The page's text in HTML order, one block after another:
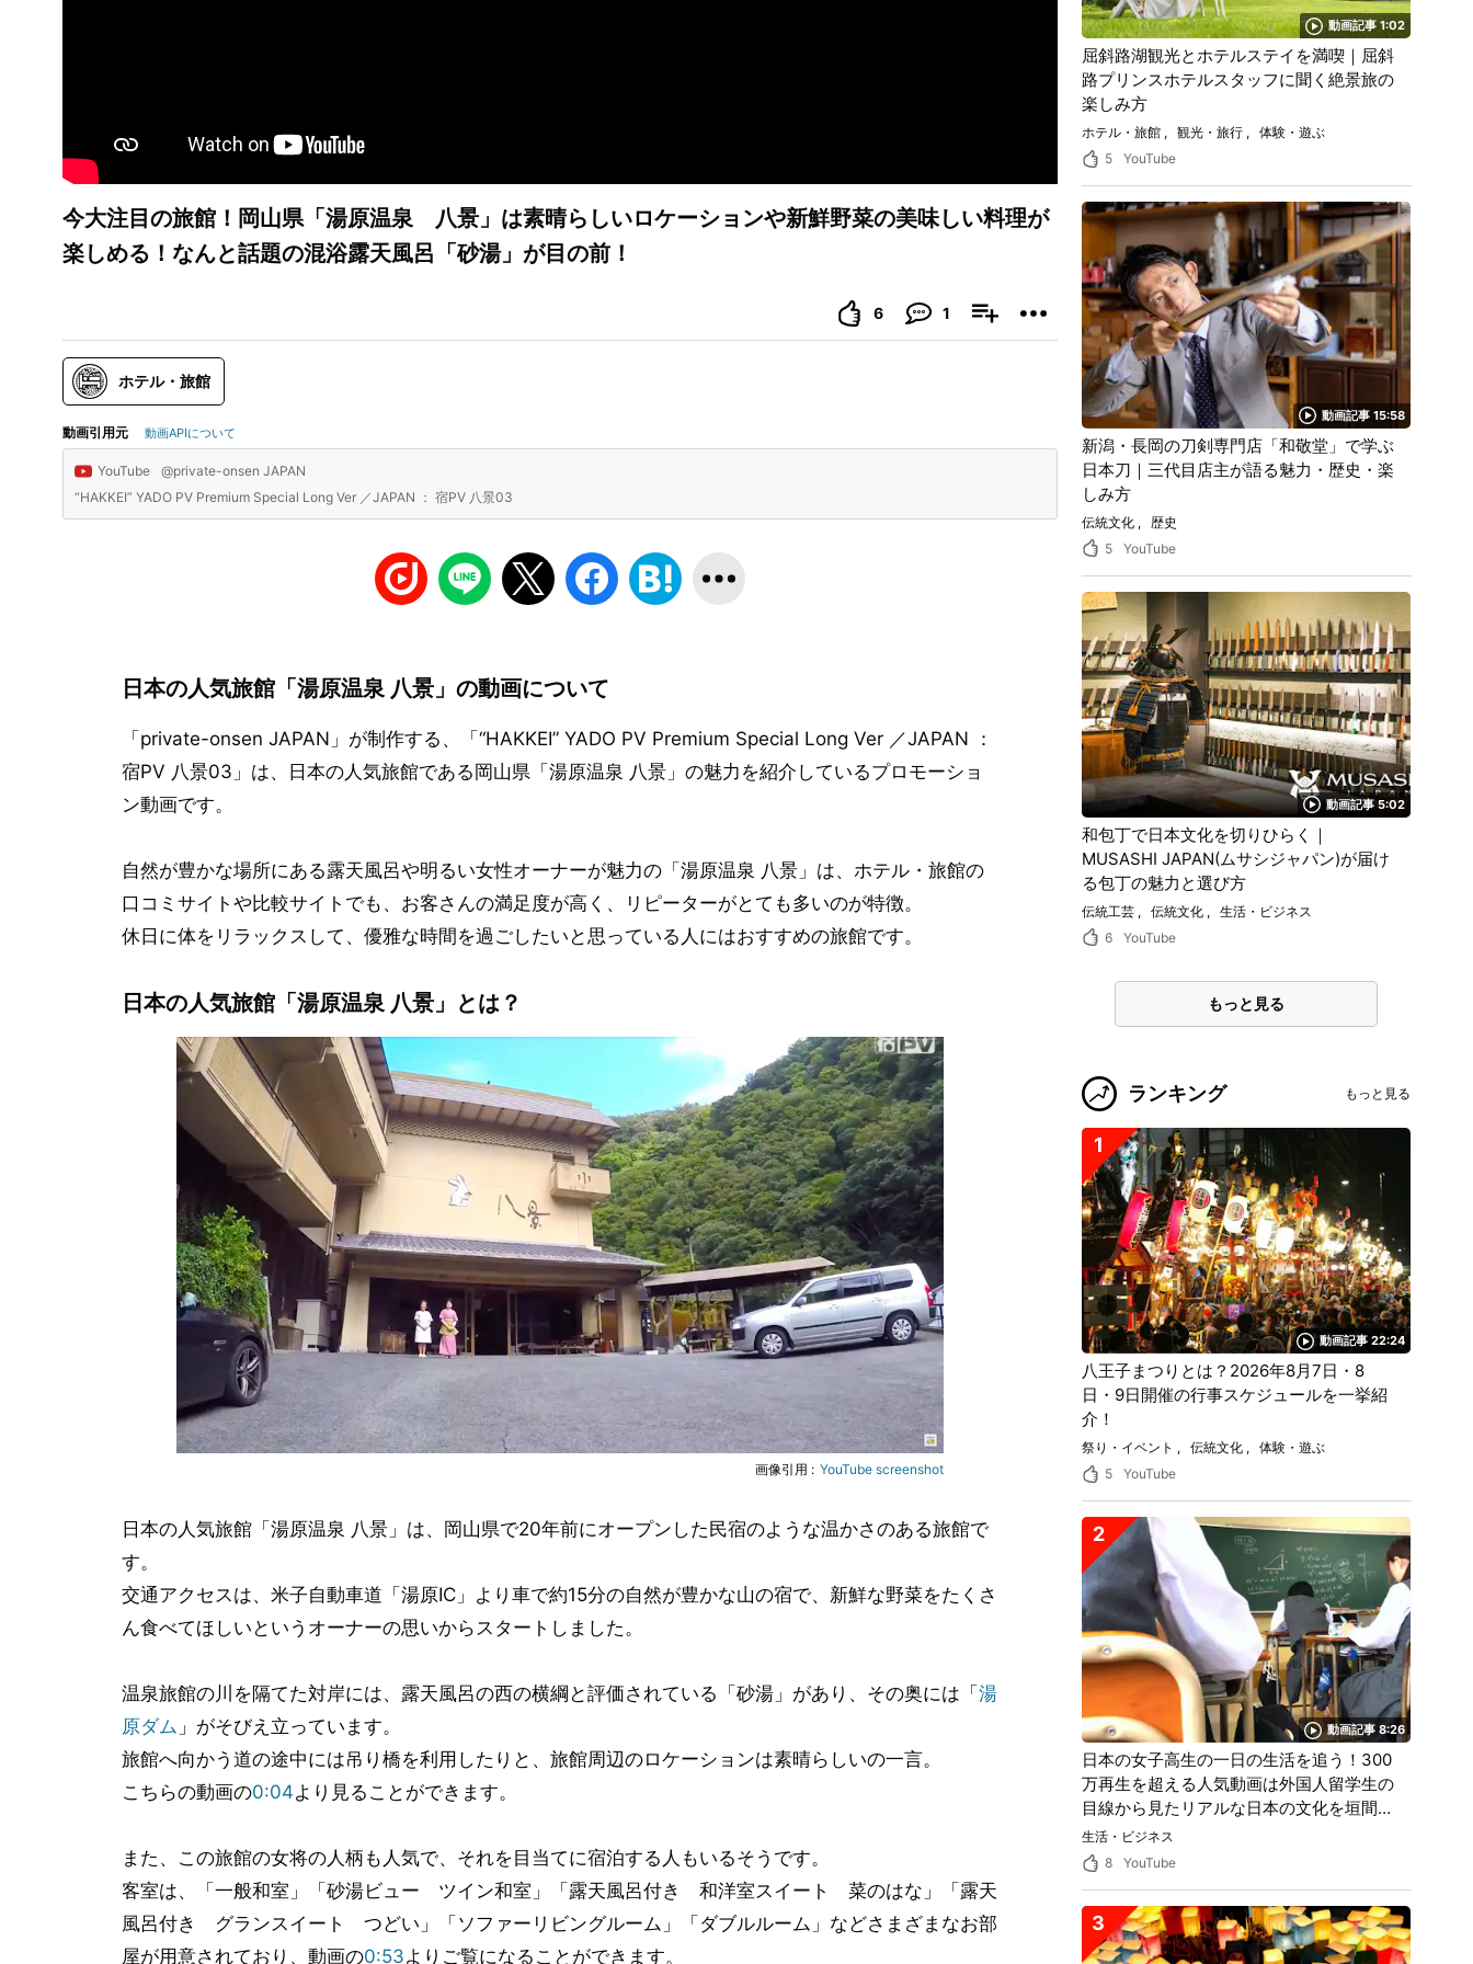
今大注目の旅館！岡山県「湯原温泉 八景」は素晴らしいロケーションや新鮮野菜の美味しい料理が
楽しめる！なんと話題の混浴露天風呂「砂湯」が目の前！
6 1
ホテル・旅館
動画引用元 動画APIについて
YouTube
@private-onsen JAPAN
“HAKKEI” YADO PV Premium Special Long Ver ／JAPAN ： 宿PV 八景03
日本の人気旅館「湯原温泉 八景」の動画について
「private-onsen JAPAN」が制作する、「“HAKKEI” YADO PV Premium Special Long Ver ／JAPAN ：
宿PV 八景03」は、日本の人気旅館である岡山県「湯原温泉 八景」の魅力を紹介しているプロモーショ
ン動画です。
自然が豊かな場所にある露天風呂や明るい女性オーナーが魅力の「湯原温泉 八景」は、ホテル・旅館の
口コミサイトや比較サイトでも、お客さんの満足度が高く、リピーターがとても多いのが特徴。
休日に体をリラックスして、優雅な時間を過ごしたいと思っている人にはおすすめの旅館です。
日本の人気旅館「湯原温泉 八景」とは？
画像引用 : YouTube screenshot
日本の人気旅館「湯原温泉 八景」は、岡山県で20年前にオープンした民宿のような温かさのある旅館で
す。
交通アクセスは、米子自動車道「湯原IC」より車で約15分の自然が豊かな山の宿で、新鮮な野菜をたくさ
ん食べてほしいというオーナーの思いからスタートしました。
温泉旅館の川を隔てた対岸には、露天風呂の西の横綱と評価されている「砂湯」があり、その奥には「 湯
原ダム 」がそびえ立っています。
旅館へ向かう道の途中には吊り橋を利用したりと、旅館周辺のロケーションは素晴らしいの一言。
こちらの動画の0:04より見ることができます。
また、この旅館の女将の人柄も人気で、それを目当てに宿泊する人もいるそうです。
客室は、「一般和室」「砂湯ビュー ツイン和室」「露天風呂付き 和洋室スイート 菜のはな」「露天
風呂付き グランスイート つどい」「ソファーリビングルーム」「ダブルルーム」などさまざまなお部
屋が用意されており、動画の0:53よりご覧になることができます。
動画記事 1:02
屈斜路湖観光とホテルステイを満喫｜屈斜
路プリンスホテルスタッフに聞く絶景旅の
楽しみ方
ホテル・旅館 観光・旅行
体験・遊ぶ
5
YouTube
動画記事 15:58
新潟・長岡の刀剣専門店「和敬堂」で学ぶ
日本刀｜三代目店主が語る魅力・歴史・楽
しみ方
伝統文化
歴史
5
YouTube
動画記事 5:02
和包丁で日本文化を切りひらく｜
MUSASHI JAPAN(ムサシジャパン)が届け
る包丁の魅力と選び方
伝統工芸 伝統文化
生活・ビジネス
6
YouTube
もっと見る
ランキング もっと見る
動画記事 22:24
1
八王子まつりとは？2026年8月7日・8
日・9日開催の行事スケジュールを一挙紹
介！
祭り・イベント 伝統文化
体験・遊ぶ
5
YouTube
動画記事 8:26
2
日本の女子高生の一日の生活を追う！300
万再生を超える人気動画は外国人留学生の
目線から見たリアルな日本の文化を垣間見
ることができる！
生活・ビジネス
8
YouTube
3